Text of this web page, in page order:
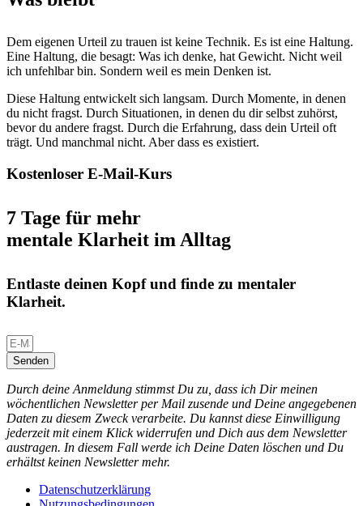
Dem eigenen Urteil zu trauen ist keine Technik. Es ist eine Haltung.
Eine Haltung, die besagt: Was ich denke, hat Gewicht. Nicht weil
ich unfehlbar bin. Sondern weil es mein Denken ist.
Diese Haltung entwickelt sich langsam. Durch Momente, in denen
du nicht fragst. Durch Situationen, in denen du dir selbst zuhörst,
bevor du andere fragst. Durch die Erfahrung, dass dein Urteil oft
trägt. Und manchmal nicht. Aber dass es existiert.
Kostenloser E-Mail-Kurs
7 Tage für mehr
mentale Klarheit im Alltag
Entlaste deinen Kopf und finde zu mentaler
Klarheit.
Senden
Durch deine Anmeldung stimmst Du zu, dass ich Dir meinen
wöchentlichen Newsletter per Mail zusende und Deine angegebenen
Daten zu diesem Zweck verarbeite. Du kannst diese Einwilligung
jederzeit mit einem Klick widerrufen und Dich aus dem Newsletter
austragen. In diesem Fall werde ich Deine Daten löschen und Du
erhältst keinen Newsletter mehr.
Datenschutzerklärung